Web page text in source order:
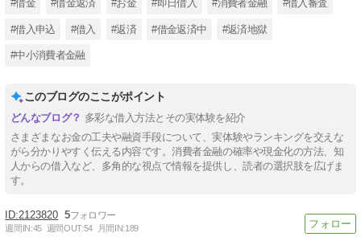
#借金 #借金返済 #お金 #即日借入 #消費者金融 #借入審査
#借入申込 #借入 #返済 #借金返済中 #返済地獄
#中小消費者金融
このブログのここがポイント
多彩な借入方法とその実体験を紹介
さまざまなお金の工夫や融資手段について、実体験やランキングを交えな
がら分かりやすく伝える内容です。消費者金融の確率や現金化の方法、知
人からの借入など、多角的な視点で情報を提供し、読者の選択肢を広げま
す。
2123820 5
週間IN:45 週間OUT:54 月間IN:189